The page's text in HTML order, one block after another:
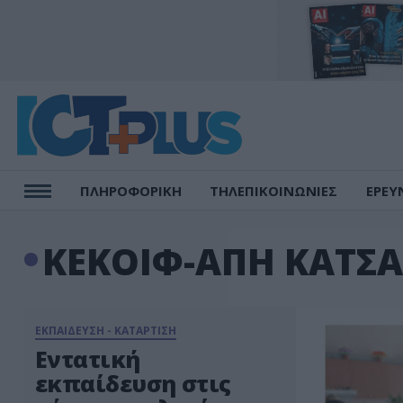
ΠΛΗΡΟΦΟΡΙΚΗ ΤΗΛΕΠΙΚΟΙΝΩΝΙΕΣ
ΚΕΚΟΙΦ-ΑΠΗ
ΕΚΠΑΙΔΕΥΣΗ - ΚΑΤΑΡΤΙΣΗ
Εντατική
εκπαίδευση στις